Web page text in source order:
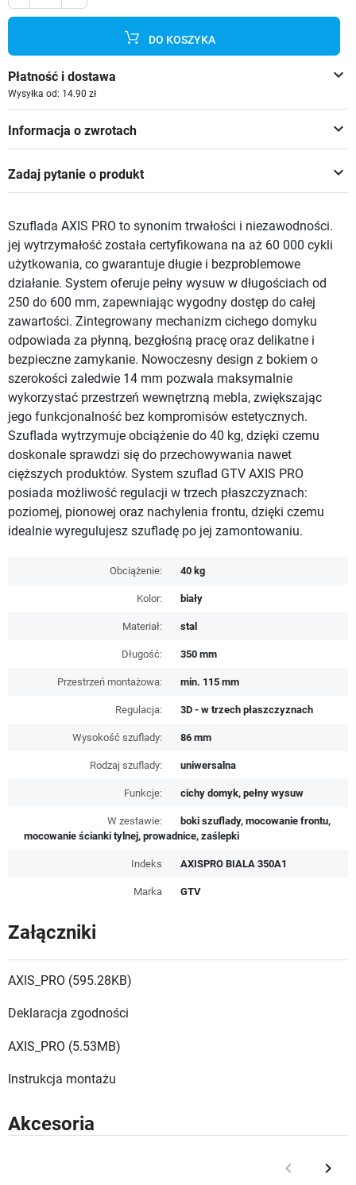
DO KOSZYKA
keyboard_arrow_down
Płatność i dostawa
Wysyłka od: 14.90 zł
keyboard_arrow_down
Informacja o zwrotach
keyboard_arrow_down
Zadaj pytanie o produkt
Szuflada AXIS PRO to synonim trwałości i niezawodności.
jej wytrzymałość została certyfikowana na aż 60 000 cykli
użytkowania, co gwarantuje długie i bezproblemowe
działanie. System oferuje pełny wysuw w długościach od
250 do 600 mm, zapewniając wygodny dostęp do całej
zawartości. Zintegrowany mechanizm cichego domyku
odpowiada za płynną, bezgłośną pracę oraz delikatne i
bezpieczne zamykanie. Nowoczesny design z bokiem o
szerokości zaledwie 14 mm pozwala maksymalnie
wykorzystać przestrzeń wewnętrzną mebla, zwiększając
jego funkcjonalność bez kompromisów estetycznych.
Szuflada wytrzymuje obciążenie do 40 kg, dzięki czemu
doskonale sprawdzi się do przechowywania nawet
cięższych produktów. System szuflad GTV AXIS PRO
posiada możliwość regulacji w trzech płaszczyznach:
poziomej, pionowej oraz nachylenia frontu, dzięki czemu
idealnie wyregulujesz szufladę po jej zamontowaniu.
Obciążenie: 40 kg
Kolor: biały
Materiał: stal
Długość: 350 mm
Przestrzeń montażowa: min. 115 mm
Regulacja: 3D - w trzech płaszczyznach
Wysokość szuflady: 86 mm
Rodzaj szuflady: uniwersalna
Funkcje: cichy domyk, pełny wysuw
W zestawie:
boki szuflady, mocowanie frontu,
mocowanie ścianki tylnej, prowadnice, zaślepki
Indeks AXISPRO BIALA 350A1
Marka GTV
Załączniki
AXIS_PRO (595.28KB)
Deklaracja zgodności
AXIS_PRO (5.53MB)
Instrukcja montażu
Akcesoria
Poprzedni
keyboard_arrow_left keyboard_arrow_right